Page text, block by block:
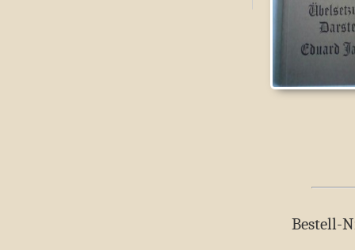
Bestell-